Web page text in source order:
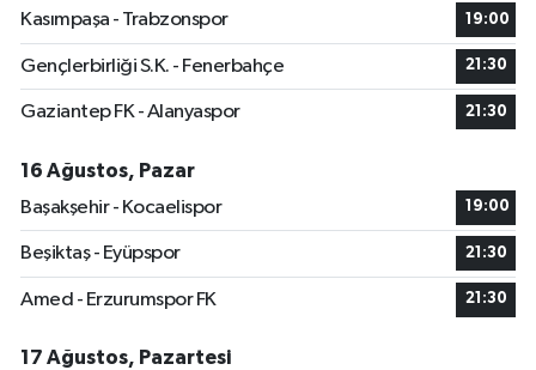
Kasımpaşa - Trabzonspor 19:00
Gençlerbirliği S.K. - Fenerbahçe 21:30
Gaziantep FK - Alanyaspor 21:30
16 Ağustos, Pazar
Başakşehir - Kocaelispor
19:00
Beşiktaş - Eyüpspor 21:30
Amed - Erzurumspor FK 21:30
17 Ağustos, Pazartesi